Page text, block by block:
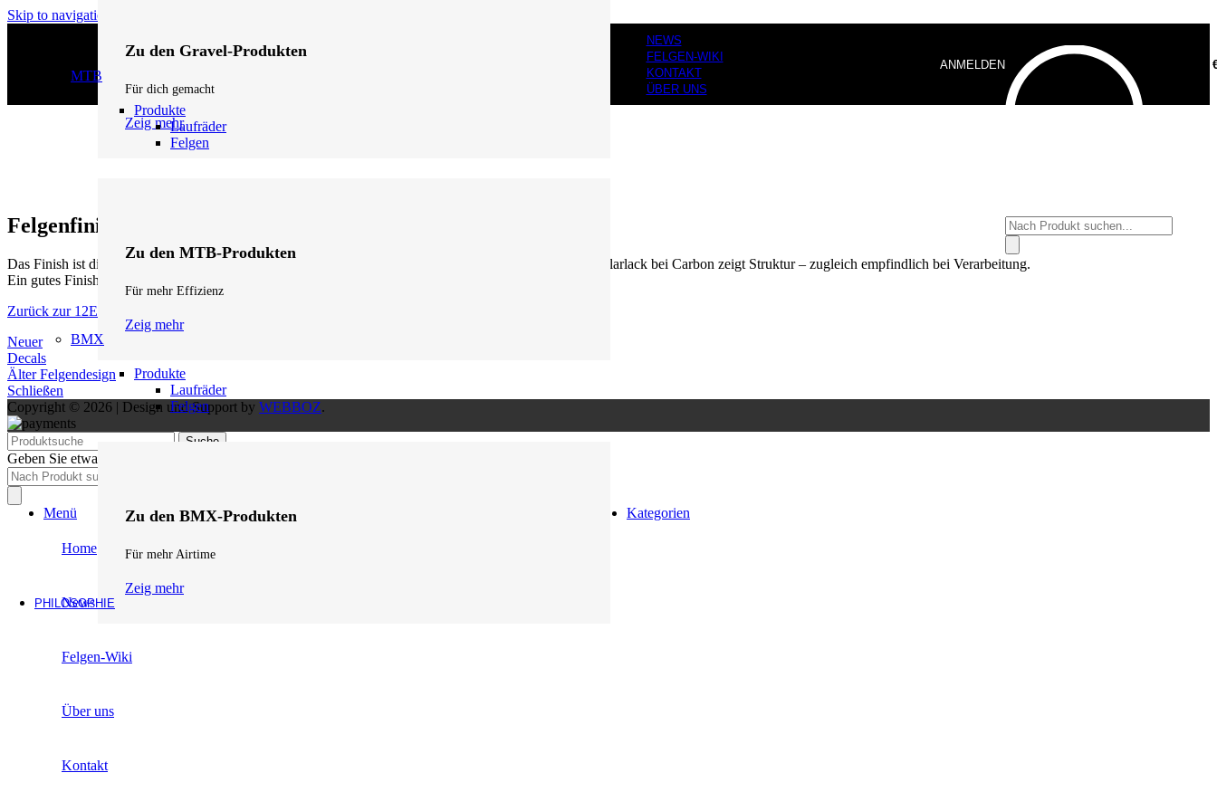
Skip to navigation
Zu den Gravel-Produkten
Für dich gemacht
Zeig mehr
MTB
Produkte
Laufräder
Felgen
Zu den MTB-Produkten
Für mehr Effizienz
Zeig mehr
BMX
Produkte
Laufräder
Felgen
Zu den BMX-Produkten
Für mehr Airtime
Zeig mehr
PHILOSOPHIE
NEWS
FELGEN-WIKI
KONTAKT
ÜBER UNS
ANMELDEN
Products
search
Felgenfinish
Das Finish ist die
der Felge: Klarlack, Mattlack, glänzend oder roh belassen. Klarlack bei Carbon zeigt Struktur – zugleich empfindlich bei Verarbeitung.
Ein gutes Finish schützt vor UV, Steinschlägen und Umwelteinflüssen.
Zurück zur 12Eleven Lexikon Startseite
Neuer
Decals
Älter Felgendesign
Schließen
Copyright © 2026 | Design und Support by WEBBOZ.
Suche
Geben Sie etwas ein, um Vorschläge zu erhalten.
Products
search
Menü
Kategorien
Home
News
Felgen-Wiki
Über uns
Kontakt